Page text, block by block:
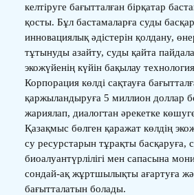
келтіруге бағытталған бірқатар
қосты. Бұл бастамаларға суды
инновациялық әдістерін қолдану,
тұтынуды азайту, суды қайта
экожүйенің күйін бақылау
Корпорация көлді сақтауға
қаржыландыруға 5 миллион доллар
жариялап, диалогтан әрекетке
Қазақмыс бөлген қаражат көлдің
су ресурстарын тұрақты басқаруға,
биоалуантүрлілігі мен сапасына
сондай-ақ жұртшылықты ағартуға
бағытталатын болады.